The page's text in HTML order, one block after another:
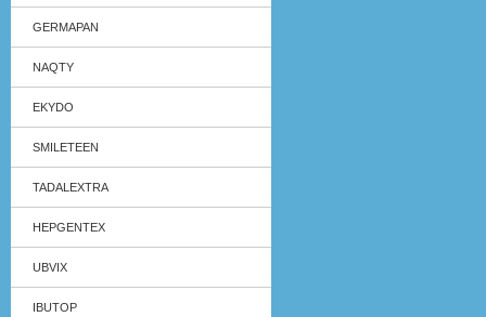
GERMAPAN
NAQTY
EKYDO
SMILETEEN
TADALEXTRA
HEPGENTEX
UBVIX
IBUTOP